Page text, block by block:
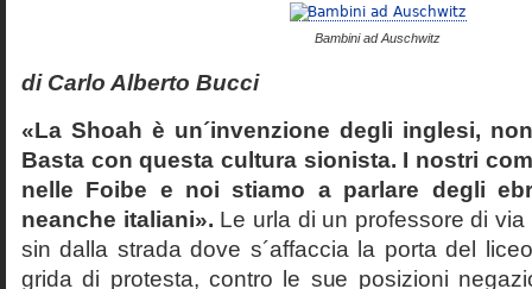
Bambini ad Auschwitz
di Carlo Alberto Bucci
«La Shoah è un´invenzione degli inglesi,
Basta con questa cultura sionista. I nostri
nelle Foibe e noi stiamo a parlare degli
neanche italiani». Le urla di un professore di
sin dalla strada dove s´affaccia la porta del
grida di protesta, contro le sue posizioni